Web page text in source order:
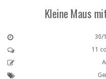
Kleine Maus
30/
11